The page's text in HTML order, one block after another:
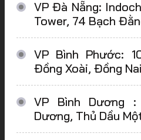
VP Đà Nẵng:
Tower, 74 Bạch
VP Bình Phước:
Đồng Xoài, Đồng Nai
VP Bình Dương
Dương, Thủ Dầu